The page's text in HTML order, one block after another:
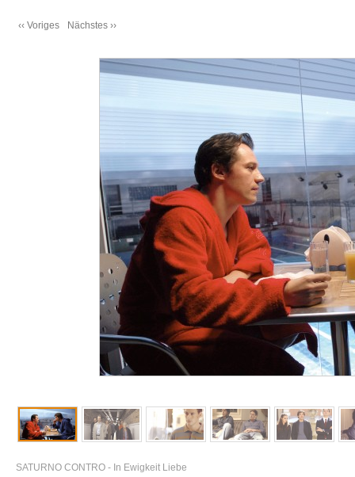
‹‹ Voriges Nächstes ››
SATURNO CONTRO - In Ewigkeit Liebe